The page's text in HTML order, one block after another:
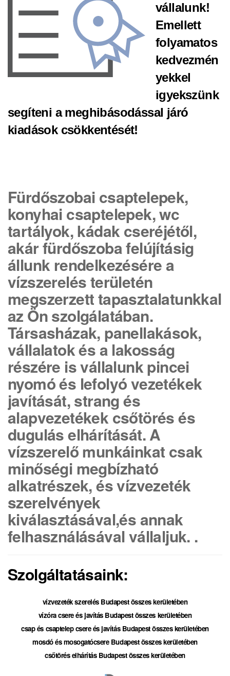
vállalunk!
Emellett
folyamatos
kedvezmén
yekkel
igyekszünk
segíteni a meghibásodással járó
kiadások csökkentését!
Fürdőszobai csaptelepek,
konyhai csaptelepek, wc
tartályok, kádak cseréjétől,
akár fürdőszoba felújításig
állunk rendelkezésére a
vízszerelés területén
megszerzett tapasztalatunkkal
az Ön szolgálatában.
Társasházak, panellakások,
vállalatok és a lakosság
részére is vállalunk pincei
nyomó és lefolyó vezetékek
javítását, strang és
alapvezetékek csőtörés és
dugulás elhárítását. A
vízszerelő munkáinkat csak
minőségi megbízható
alkatrészek, és vízvezeték
szerelvények
kiválasztásával,és annak
felhasználásával vállaljuk. .
Szolgáltatásaink:
vízvezeték szerelés Budapest összes kerületében
vízóra csere és javítás Budapest összes kerületében
csap és csaptelep csere és javítás Budapest összes kerületében
mosdó és mosogatócsere Budapest összes kerületében
csőtörés elhárítás Budapest összes kerületében